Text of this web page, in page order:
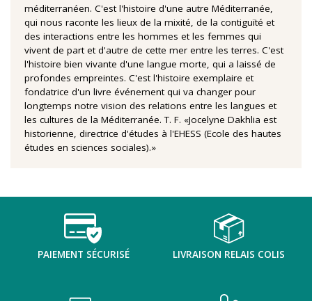
méditerranéen. C'est l'histoire d'une autre Méditerranée,
qui nous raconte les lieux de la mixité, de la contiguïté et
des interactions entre les hommes et les femmes qui
vivent de part et d'autre de cette mer entre les terres. C'est
l'histoire bien vivante d'une langue morte, qui a laissé de
profondes empreintes. C'est l'histoire exemplaire et
fondatrice d'un livre événement qui va changer pour
longtemps notre vision des relations entre les langues et
les cultures de la Méditerranée. T. F. «Jocelyne Dakhlia est
historienne, directrice d'études à l'EHESS (Ecole des hautes
études en sciences sociales).»
PAIEMENT SÉCURISÉ LIVRAISON RELAIS COLIS